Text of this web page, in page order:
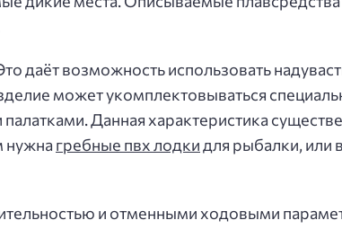
даёт возможность использовать
может укомплектовываться
Данная характеристика
нужна гребные пвх лодкидля рыбалки, или
и отменными ходовыми